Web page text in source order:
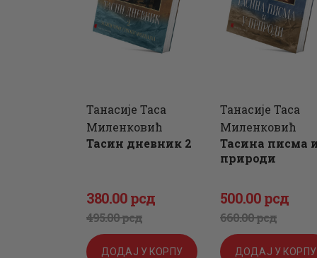
Танасије Таса
Миленковић
Тасин дневник 2
495.00рсд
Оригинална
цена
380.00рсд
Тренутна
цена
ДОДАЈ У КОРПУ
Танасије Таса
Миленковић
Тасина писма
природи
660.00рсд
цена
500.00рсд
Тренутна
цена
ДОДАЈ У КОРПУ